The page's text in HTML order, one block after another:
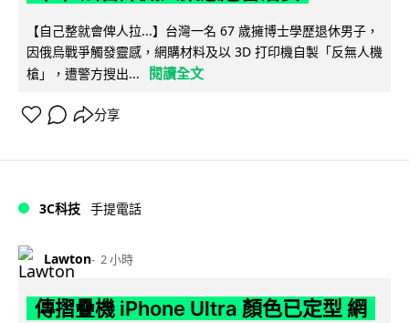
【自己整就會俾人拉...】台灣一名 67 歲擁博士學歷退休男子，
因俄烏戰爭觸發靈感，網購材料及以 3D 打印機自製「反無人機
槍」，遭警方搜出...
閱讀全文
分享
3C科技 手提電話
Lawton 2 小時
傳摺疊機 iPhone Ultra 顏色已定型 網